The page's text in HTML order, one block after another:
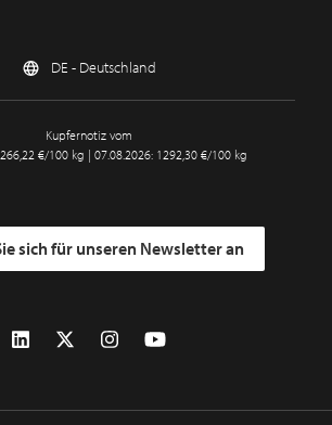
DE - Deutschland
Kupfernotiz vom
€/100 kg | 07.08.2026: 1292,30 €/100 kg
sich für unseren Newsletter an